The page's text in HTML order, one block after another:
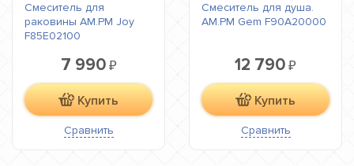
Смеситель для
раковины AM.PM Joy
F85E02100
7 990₽
Купить
Сравнить
Смеситель для душа.
AM.PM Gem F90A20000
12 790 ₽
Купить
Сравнить